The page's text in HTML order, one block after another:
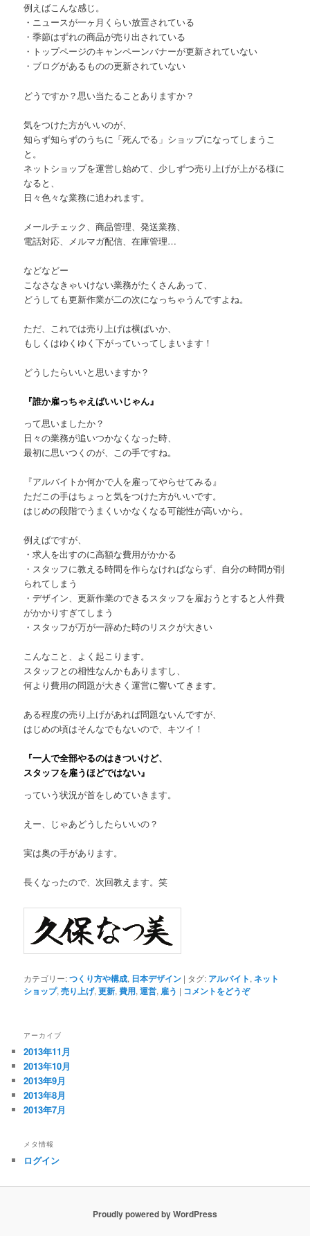
例えばこんな感じ。
・ニュースが一ヶ月くらい放置されている
・季節はずれの商品が売り出されている
・トップページのキャンペーンバナーが更新されていない
・ブログがあるものの更新されていない
どうですか？思い当たることありますか？
気をつけた方がいいのが、
知らず知らずのうちに「死んでる」ショップになってしまうこ
と。
ネットショップを運営し始めて、少しずつ売り上げが上がる様に
なると、
日々色々な業務に追われます。
メールチェック、商品管理、発送業務、
電話対応、メルマガ配信、在庫管理…
などなどー
こなさなきゃいけない業務がたくさんあって、
どうしても更新作業が二の次になっちゃうんですよね。
ただ、これでは売り上げは横ばいか、
もしくはゆくゆく下がっていってしまいます！
どうしたらいいと思いますか？
『誰か雇っちゃえばいいじゃん』
って思いましたか？
日々の業務が追いつかなくなった時、
最初に思いつくのが、この手ですね。
『アルバイトか何かで人を雇ってやらせてみる』
ただこの手はちょっと気をつけた方がいいです。
はじめの段階でうまくいかなくなる可能性が高いから。
例えばですが、
・求人を出すのに高額な費用がかかる
・スタッフに教える時間を作らなければならず、自分の時間が削
られてしまう
・デザイン、更新作業のできるスタッフを雇おうとすると人件費
がかかりすぎてしまう
・スタッフが万が一辞めた時のリスクが大きい
こんなこと、よく起こります。
スタッフとの相性なんかもありますし、
何より費用の問題が大きく運営に響いてきます。
ある程度の売り上げがあれば問題ないんですが、
はじめの頃はそんなでもないので、キツイ！
『一人で全部やるのはきついけど、
スタッフを雇うほどではない』
っていう状況が首をしめていきます。
えー、じゃあどうしたらいいの？
実は奥の手があります。
長くなったので、次回教えます。笑
カテゴリー:つくり方や構成, 日本デザイン | タグ: アルバイト,ネット
ショップ,売り上げ,更新,費用,運営, 雇う | コメントをどうぞ
アーカイブ
2013年11月
2013年10月
2013年9月
2013年8月
2013年7月
メタ情報
ログイン
Proudly powered by WordPress